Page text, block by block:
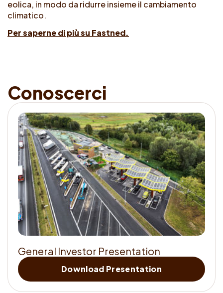
eolica, in modo da ridurre insieme il cambiamento
climatico.
Per saperne di più su Fastned.
Conoscerci
General Investor Presentation
Download Presentation